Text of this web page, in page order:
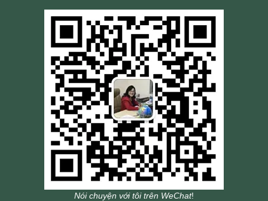
Nói chuyện với tôi trên WeChat!